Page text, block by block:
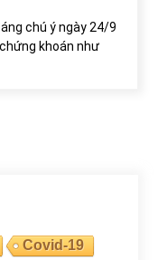
chú ý ngày 24/9
khoán như
Covid-19